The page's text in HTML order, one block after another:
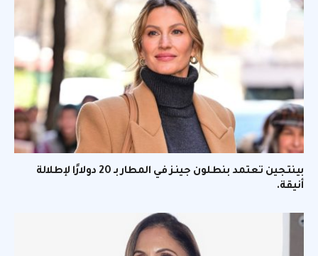
بينتجين تعتمد بنطلون جينز في المطار بـ 20 دولارًا لإطلالة
أنيقة.